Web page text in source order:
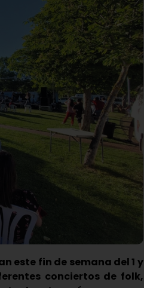
este fin de semana del 1 y
conciertos de folk,